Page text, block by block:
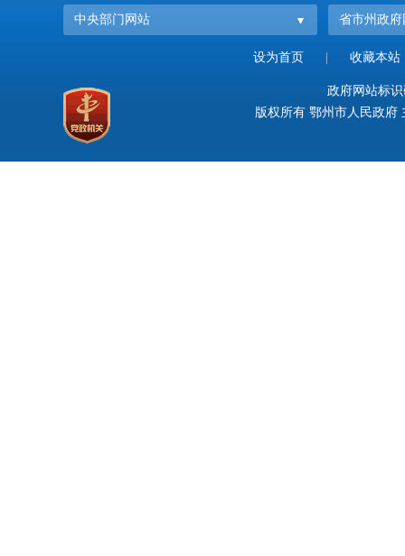
中央部门网站 省市州政府
设为首页 收藏本站
政府网站标
版权所有 鄂州市人民政府